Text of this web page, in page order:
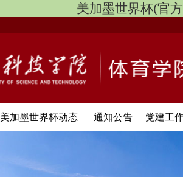
美加墨世界杯(官
美加墨世界杯动态 通知公告 党建工